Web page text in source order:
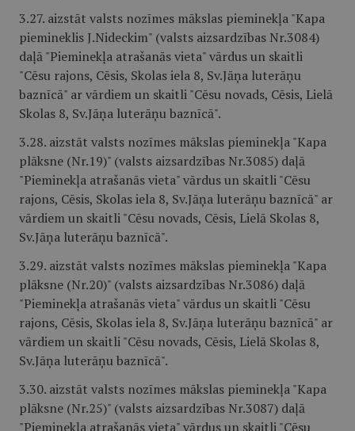
3.27. aizstāt valsts nozīmes mākslas pieminekļa "Kapa
piemineklis J.Nideckim" (valsts aizsardzības Nr.3084)
daļā "Pieminekļa atrašanās vieta" vārdus un skaitli
"Cēsu rajons, Cēsis, Skolas iela 8, Sv.Jāņa luterāņu
baznīcā" ar vārdiem un skaitli "Cēsu novads, Cēsis, Lielā
Skolas 8, Sv.Jāņa luterāņu baznīcā".
3.28. aizstāt valsts nozīmes mākslas pieminekļa "Kapa
plāksne (Nr.19)" (valsts aizsardzības Nr.3085) daļā
"Pieminekļa atrašanās vieta" vārdus un skaitli "Cēsu
rajons, Cēsis, Skolas iela 8, Sv.Jāņa luterāņu baznīcā" ar
vārdiem un skaitli "Cēsu novads, Cēsis, Lielā Skolas 8,
Sv.Jāņa luterāņu baznīcā".
3.29. aizstāt valsts nozīmes mākslas pieminekļa "Kapa
plāksne (Nr.20)" (valsts aizsardzības Nr.3086) daļā
"Pieminekļa atrašanās vieta" vārdus un skaitli "Cēsu
rajons, Cēsis, Skolas iela 8, Sv.Jāņa luterāņu baznīcā" ar
vārdiem un skaitli "Cēsu novads, Cēsis, Lielā Skolas 8,
Sv.Jāņa luterāņu baznīcā".
3.30. aizstāt valsts nozīmes mākslas pieminekļa "Kapa
plāksne (Nr.25)" (valsts aizsardzības Nr.3087) daļā
"Pieminekļa atrašanās vieta" vārdus un skaitli "Cēsu